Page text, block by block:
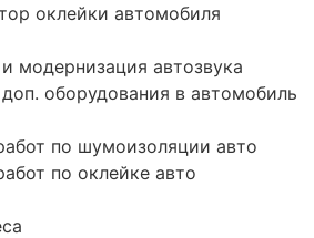
оклейки автомобиля
модернизация автозвука
оборудования в автомобиль
по шумоизоляции авто
по оклейке авто